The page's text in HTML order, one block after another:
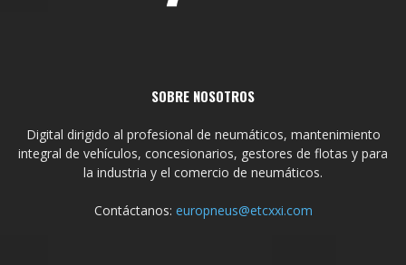
SOBRE NOSOTROS
Digital dirigido al profesional de neumáticos, mantenimiento
integral de vehículos, concesionarios, gestores de flotas y para
la industria y el comercio de neumáticos.
Contáctanos: europneus@etcxxi.com